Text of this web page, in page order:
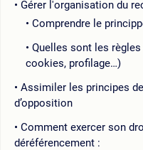
Gérer l'organisation du
Comprendre le
Quelles sont les
cookies, profilage…)
Assimiler les principes
d’opposition
Comment exercer son
déréférencement :